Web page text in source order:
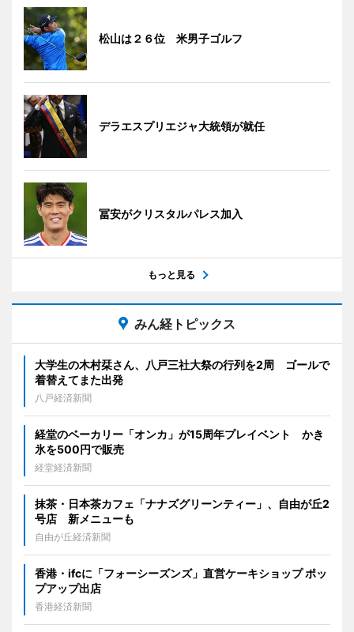
松山は２６位 米男子ゴルフ
デラエスプリエジャ大統領が就任
冨安がクリスタルパレス加入
もっと見る
みん経トピックス
大学生の木村栞さん、八戸三社大祭の行列を2周 ゴールで
着替えてまた出発
八戸経済新聞
経堂のベーカリー「オンカ」が15周年プレイベント かき
氷を500円で販売
経堂経済新聞
抹茶・日本茶カフェ「ナナズグリーンティー」、自由が丘2
号店 新メニューも
自由が丘経済新聞
香港・ifcに「フォーシーズンズ」直営ケーキショップ ポッ
プアップ出店
香港経済新聞